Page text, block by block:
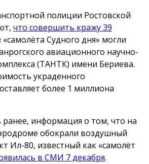
полиции Ростовской
что совершить кражу 39
«самолёта Судного дня» могли
авиационного научно-
(ТАНТК) имени Бериева.
украденного
более 1 миллиона
ранее, информация о том, что на
обокрали воздушный
Ил-80, известный как «самолёт
в СМИ 7 декабря.